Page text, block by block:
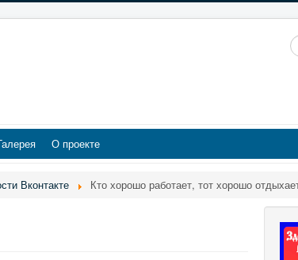
О проекте
Вконтакте Кто хорошо работает, тот хорошо